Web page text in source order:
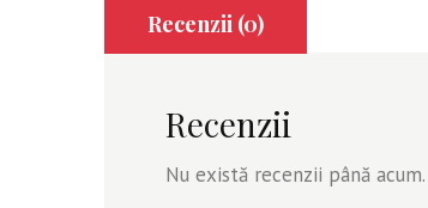
Recenzii (0)
Recenzii
Nu există recenzii până acum.